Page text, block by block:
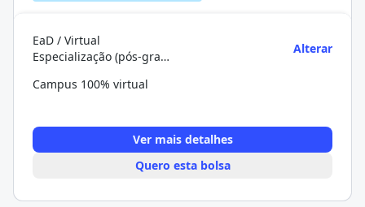
EaD / Virtual
Especialização (pós-graduação)
Alterar
Campus 100% virtual
Ver mais detalhes
Quero esta bolsa